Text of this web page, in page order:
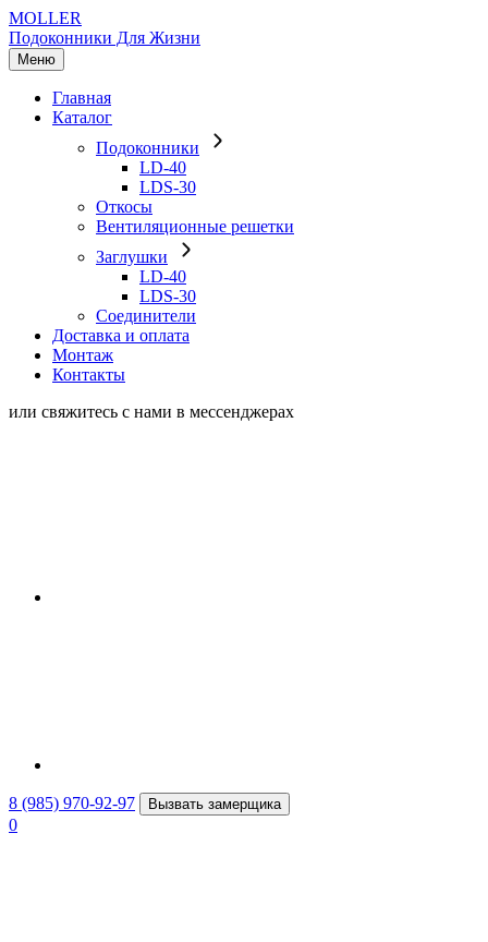
MOLLER
Подоконники Для Жизни
Меню
Главная
Каталог
Подоконники
LD-40
LDS-30
Откосы
Вентиляционные решетки
Заглушки
LD-40
LDS-30
Соединители
Доставка и оплата
Монтаж
Контакты
или свяжитесь с нами в мессенджерах
8 (985) 970-92-97 Вызвать замерщика
0